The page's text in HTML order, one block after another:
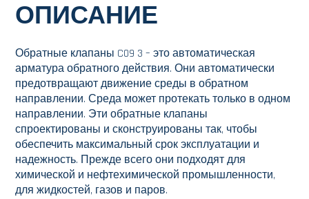
ОПИСАНИЕ
Обратные клапаны C09 3 – это автоматическая
арматура обратного действия. Они автоматически
предотвращают движение среды в обратном
направлении. Среда может протекать только в одном
направлении. Эти обратные клапаны
спроектированы и сконструированы так, чтобы
обеспечить максимальный срок эксплуатации и
надежность. Прежде всего они подходят для
химической и нефтехимической промышленности,
для жидкостей, газов и паров.